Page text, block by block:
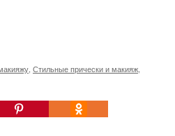
Стильные прически и макияж